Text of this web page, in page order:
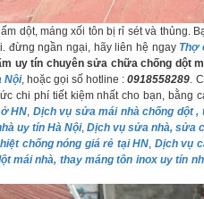
dột, máng xối tôn bị rỉ sét và thủng.
đừng ngần ngại, hãy liên hệ ngay Thợ
uy tín chuyên sửa chữa chống dột
Nội, hoặc gọi số hotline :0918558289.
chi phí tiết kiệm nhất cho bạn, bằng
HN, Dịch vụ sửa mái nhà chống dột ,
uy tín Hà Nội, Dịch vụ sửa nhà, sửa
chống nóng giá rẻ tại HN, Dịch vụ
mái nhà, thay máng tôn inox uy tín